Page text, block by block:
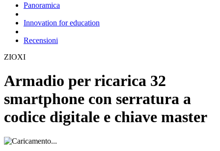
Panoramica
Innovation for education
Recensioni
ZIOXI
Armadio per ricarica 32
smartphone con serratura a
codice digitale e chiave master